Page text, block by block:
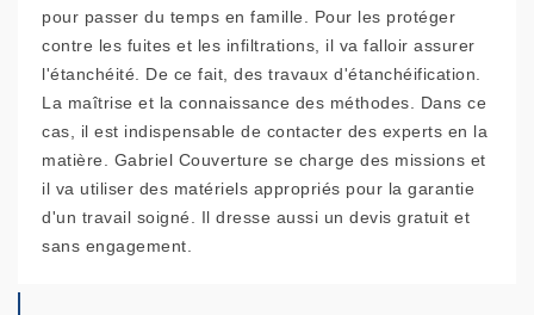
pour passer du temps en famille. Pour les protéger
contre les fuites et les infiltrations, il va falloir assurer
l'étanchéité. De ce fait, des travaux d'étanchéification.
La maîtrise et la connaissance des méthodes. Dans ce
cas, il est indispensable de contacter des experts en la
matière. Gabriel Couverture se charge des missions et
il va utiliser des matériels appropriés pour la garantie
d'un travail soigné. Il dresse aussi un devis gratuit et
sans engagement.